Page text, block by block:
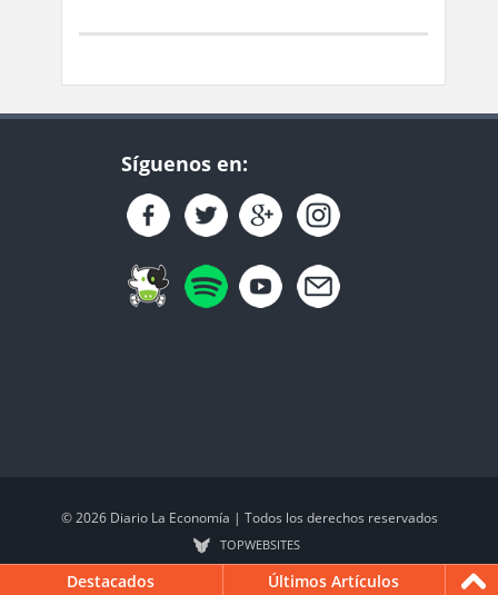
Síguenos en:
© 2026 Diario La Economía | Todos los derechos reservados
TOPWEBSITES
Destacados Últimos Artículos